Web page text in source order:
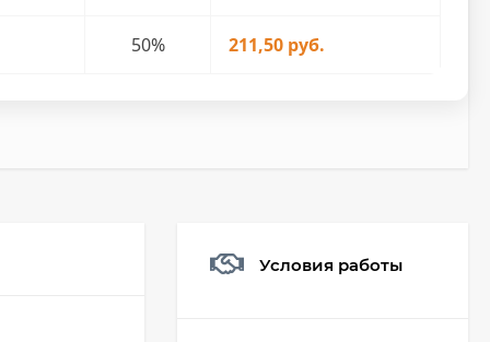
50% 211,50 руб.
Условия работы